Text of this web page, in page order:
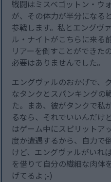
戦闘はミスベゴットン・ウ
が、その体力が半分になる
参戦します。私とエングヴ
ル・ナイトがこちらに来る
リアーを倒すことができた
必要はありませんでした。
エングヴァルのおかげで、
なタンクとスパンキングの
た。まあ、彼がタンクで私
るなら、それでいいんだけ
はゲーム中にスピリットア
度か遭遇するから、自力で
けど、エングヴァルがいれ
を借りて自分の繊細な肉体
げてるよ ;-)